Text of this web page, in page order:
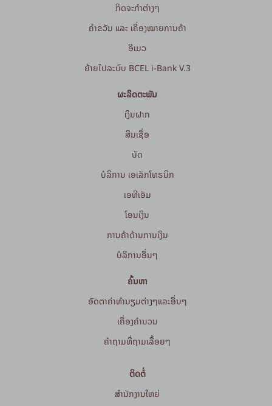
ກິດຈະກໍາຕ່າງໆ
ຄຳຂວັນ ແລະ ເຄື່ອງໝາຍການຄ້າ
ອີເມວ
ຍ້າຍໄປລະບົບ BCEL i-Bank V.3
ຜະລິດຕະພັນ
ເງິນຝາກ
ສິນເຊື່ອ
ບັດ
ບໍລິການ ເອເລັກໂທຣນິກ
ເອທີເອັມ
ໂອນເງິນ
ການຄ້າດ້ານການເງິນ
ບໍລິການອື່ນໆ
ຄົ້ນຫາ
ອັດຕາຄ່າທຳນຽມຕ່າງໆແລະອື່ນໆ
ເຄື່ອງຄຳນວນ
ຄໍາຖາມທີ່ຖາມເລື້ອຍໆ
ຕິດຕໍ່
ສໍານັກງານໃຫຍ່